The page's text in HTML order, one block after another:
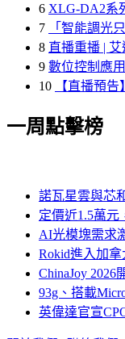
6 XLG-DA2系
7
「智能調光
8 直播重播 |
9 數位控制應
10
【直播預
一周點擊榜
諾瓦星雲與芯
定價近1.5萬元
AI光模塊需求
Rokid進入加
ChinaJoy
93g、搭載
英偉達官宣